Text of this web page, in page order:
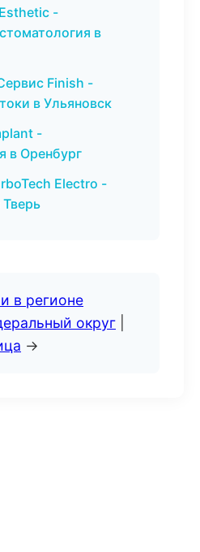
-
в
Finish -
в Ульяновск
-
в Оренбург
Electro -
в регионе
округ
→